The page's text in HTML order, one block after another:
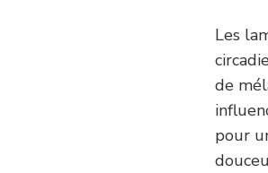
Les
de
pour